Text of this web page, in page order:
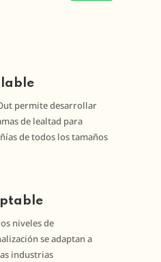
permite desarrollar
de lealtad para
de todos los tamaños
niveles de
se adaptan a
industrias